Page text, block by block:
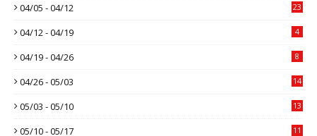
04/05 - 04/12 23
04/12 - 04/19 4
04/19 - 04/26 8
04/26 - 05/03 14
05/03 - 05/10 13
05/10 - 05/17 11